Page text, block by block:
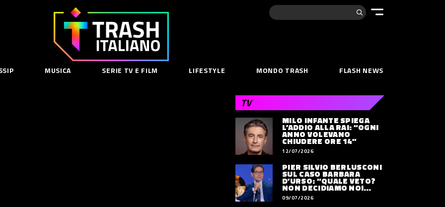
Cerca:
Trash
Italiano
MUSICA SERIE TV E FILM LIFESTYLE MONDO TRASH FLASH NEWS
TV
MILO INFANTE SPIEGA
L’ADDIO ALLA RAI: “OGNI
ANNO VOLEVANO
CHIUDERE ORE 14”
12/07/2026
PIER SILVIO BERLUSCONI
SUL CASO BARBARA
D’URSO: “QUALE VETO?
NON DECIDIAMO NOI
DOVE LAVORERÀ”
09/07/2026